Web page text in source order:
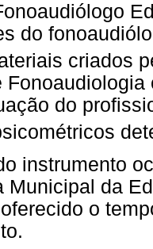
do
criados
do
instrumento
Municipal da
o